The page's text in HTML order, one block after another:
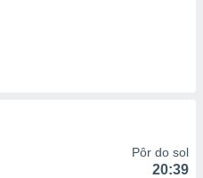
Pôr do sol
20:39